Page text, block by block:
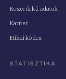
Közérdekű adatok
Karrier
Etikai kódex
STATISZTIKA